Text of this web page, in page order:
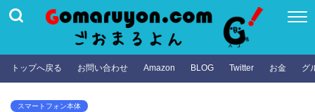
トップへ戻る お問い合わせ Amazon BLOG Twitter お金 グ
スマートフォン本体